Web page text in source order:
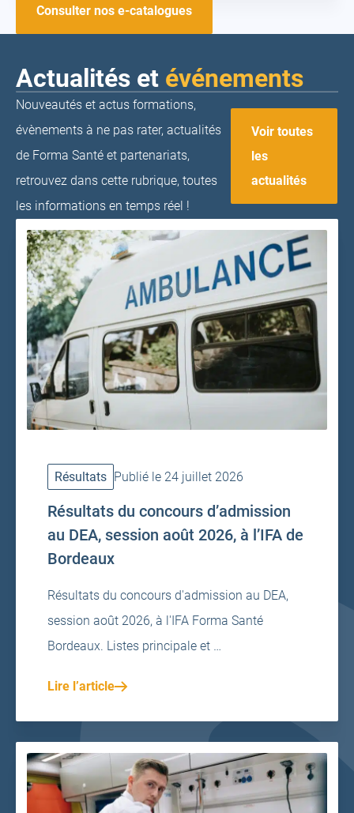
Consulter nos e-catalogues
Actualités et événements
Nouveautés et actus formations,
évènements à ne pas rater, actualités
de Forma Santé et partenariats,
retrouvez dans cette rubrique, toutes
les informations en temps réel !
Voir toutes
les
actualités
Résultats Publié le 24 juillet 2026
Résultats du concours d’admission
au DEA, session août 2026, à l’IFA de
Bordeaux
Résultats du concours d'admission au DEA,
session août 2026, à l'IFA Forma Santé
Bordeaux. Listes principale et …
Lire l’article